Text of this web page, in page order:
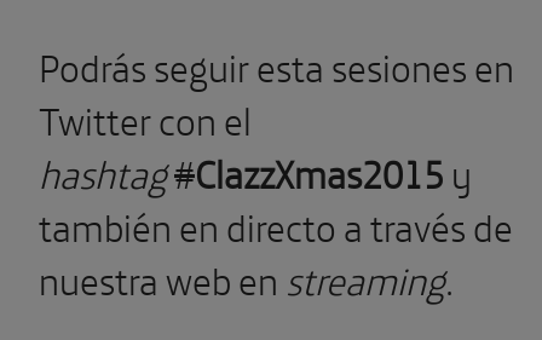
Podrás seguir esta sesiones en
Twitter con el
hashtag#ClazzXmas2015y
también en directo a través de
nuestra web en streaming.